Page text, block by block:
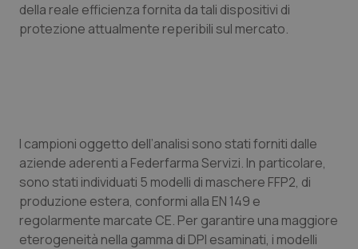
Provincia Autonoma di Trento
Sicilia
Toscana
Umbria
Ipertensione & Scompenso
Neuroscienze & patologie neurodegenerative
Obesità
Oftalmologia
della reale efficienza fornita da tali dispositivi di
protezione attualmente reperibili sul mercato.
I campioni oggetto dell’analisi sono stati forniti dalle
aziende aderenti a Federfarma Servizi. In particolare,
sono stati individuati 5 modelli di maschere FFP2, di
produzione estera, conformi alla EN 149 e
regolarmente marcate CE. Per garantire una maggiore
eterogeneità nella gamma di DPI esaminati, i modelli